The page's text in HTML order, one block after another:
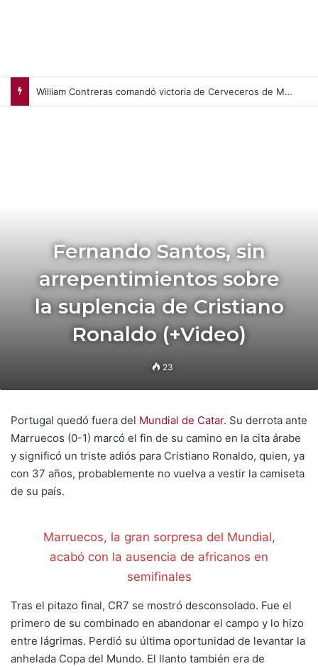
William Contreras comandó victoria de Cerveceros de Milwaukee en casa (+Video)
Fernando Santos, sin
arrepentimientos sobre
la suplencia de Cristiano
Ronaldo (+Video)
23
Portugal quedó fuera del Mundial de Catar. Su derrota ante
Marruecos (0-1) marcó el fin de su camino en la cita árabe
y significó un triste adiós para Cristiano Ronaldo, quien, ya
con 37 años, probablemente no vuelva a vestir la camiseta
de su país.
Marruecos, la gran sorpresa del Mundial,
acabó con la ausencia de africanos en
semifinales
Tras el pitazo final, CR7 se mostró desconsolado. Fue el
primero de su combinado en abandonar el campo y lo hizo
entre lágrimas. Perdió su última oportunidad de levantar la
anhelada Copa del Mundo. El llanto también era de